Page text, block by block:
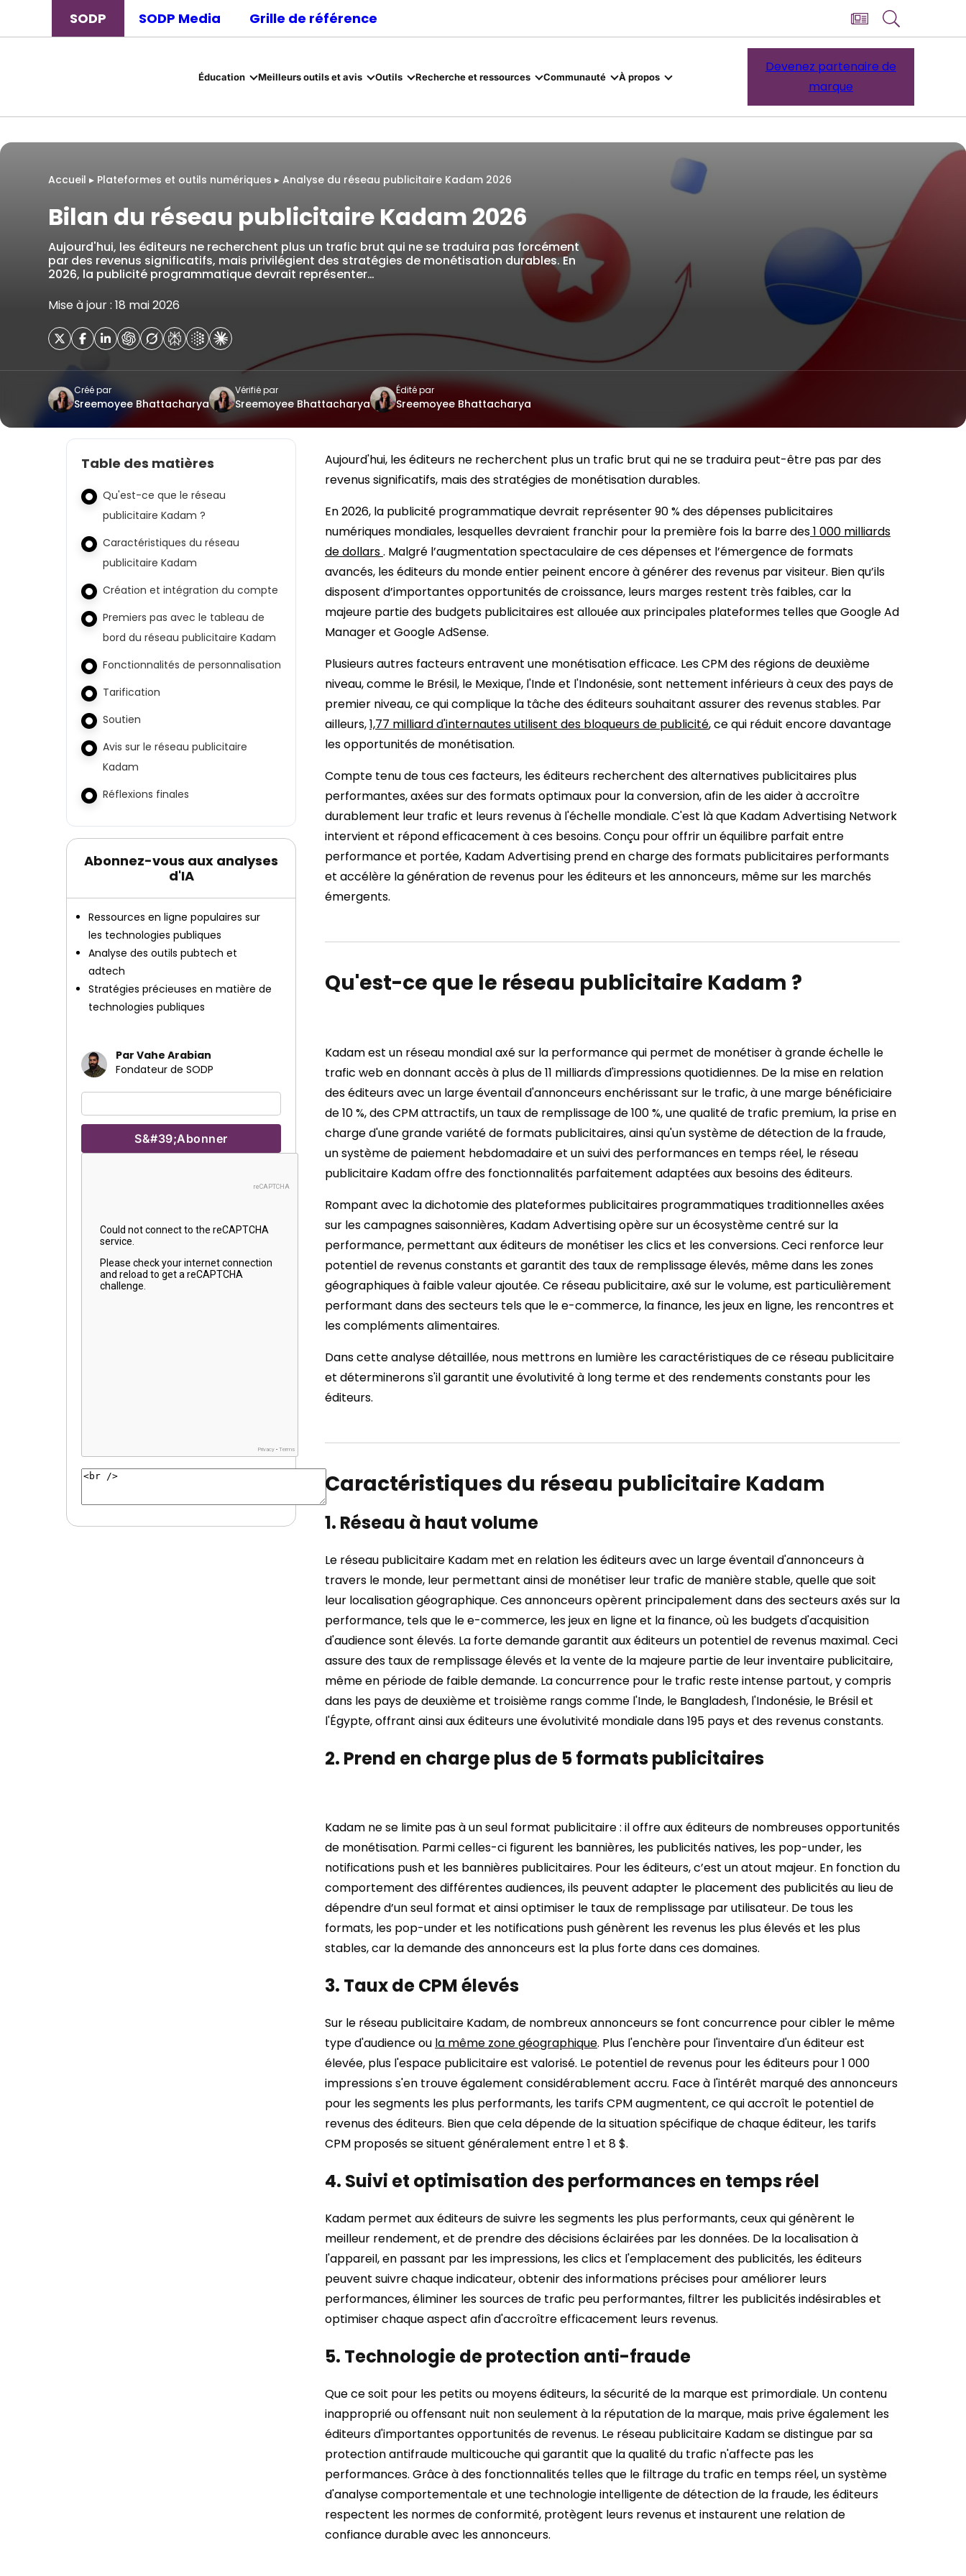
SODP SODP Media Grille de référence
Éducation Meilleurs outils et avis Outils Recherche et ressources Communauté À propos
Devenez partenaire de
marque
Accueil ▸ Plateformes et outils numériques ▸ Analyse du réseau publicitaire Kadam 2026
Bilan du réseau publicitaire Kadam 2026
Aujourd'hui, les éditeurs ne recherchent plus un trafic brut qui ne se traduira pas forcément
par des revenus significatifs, mais privilégient des stratégies de monétisation durables. En
2026, la publicité programmatique devrait représenter…
Mise à jour : 18 mai 2026
Créé par
Sreemoyee Bhattacharya
Vérifié par
Sreemoyee Bhattacharya
Édité par
Sreemoyee Bhattacharya
Table des matières
Qu'est-ce que le réseau
publicitaire Kadam ?
Caractéristiques du réseau
publicitaire Kadam
Création et intégration du compte
Premiers pas avec le tableau de
bord du réseau publicitaire Kadam
Fonctionnalités de personnalisation
Tarification
Soutien
Avis sur le réseau publicitaire
Kadam
Réflexions finales
Abonnez-vous aux analyses
d'IA
Ressources en ligne populaires sur
les technologies publiques
Analyse des outils pubtech et
adtech
Stratégies précieuses en matière de
technologies publiques
Par Vahe Arabian
Fondateur de SODP
Aujourd'hui, les éditeurs ne recherchent plus un trafic brut qui ne se traduira peut-être pas par des
revenus significatifs, mais des stratégies de monétisation durables.
En 2026, la publicité programmatique devrait représenter 90 % des dépenses publicitaires
numériques mondiales, lesquelles devraient franchir pour la première fois la barre des1 000 milliards
de dollars. Malgré l’augmentation spectaculaire de ces dépenses et l’émergence de formats
avancés, les éditeurs du monde entier peinent encore à générer des revenus par visiteur. Bien qu’ils
disposent d’importantes opportunités de croissance, leurs marges restent très faibles, car la
majeure partie des budgets publicitaires est allouée aux principales plateformes telles que Google Ad
Manager et Google AdSense.
Plusieurs autres facteurs entravent une monétisation efficace. Les CPM des régions de deuxième
niveau, comme le Brésil, le Mexique, l'Inde et l'Indonésie, sont nettement inférieurs à ceux des pays de
premier niveau, ce qui complique la tâche des éditeurs souhaitant assurer des revenus stables. Par
ailleurs,1,77 milliard d'internautes utilisent des bloqueurs de publicité, ce qui réduit encore davantage
les opportunités de monétisation.
Compte tenu de tous ces facteurs, les éditeurs recherchent des alternatives publicitaires plus
performantes, axées sur des formats optimaux pour la conversion, afin de les aider à accroître
durablement leur trafic et leurs revenus à l'échelle mondiale. C'est là que Kadam Advertising Network
intervient et répond efficacement à ces besoins. Conçu pour offrir un équilibre parfait entre
performance et portée, Kadam Advertising prend en charge des formats publicitaires performants
et accélère la génération de revenus pour les éditeurs et les annonceurs, même sur les marchés
émergents.
Qu'est-ce que le réseau publicitaire Kadam ?
Kadam est un réseau mondial axé sur la performance qui permet de monétiser à grande échelle le
trafic web en donnant accès à plus de 11 milliards d'impressions quotidiennes. De la mise en relation
des éditeurs avec un large éventail d'annonceurs enchérissant sur le trafic, à une marge bénéficiaire
de 10 %, des CPM attractifs, un taux de remplissage de 100 %, une qualité de trafic premium, la prise en
charge d'une grande variété de formats publicitaires, ainsi qu'un système de détection de la fraude,
un système de paiement hebdomadaire et un suivi des performances en temps réel, le réseau
publicitaire Kadam offre des fonctionnalités parfaitement adaptées aux besoins des éditeurs.
Rompant avec la dichotomie des plateformes publicitaires programmatiques traditionnelles axées
sur les campagnes saisonnières, Kadam Advertising opère sur un écosystème centré sur la
performance, permettant aux éditeurs de monétiser les clics et les conversions. Ceci renforce leur
potentiel de revenus constants et garantit des taux de remplissage élevés, même dans les zones
géographiques à faible valeur ajoutée. Ce réseau publicitaire, axé sur le volume, est particulièrement
performant dans des secteurs tels que le e-commerce, la finance, les jeux en ligne, les rencontres et
les compléments alimentaires.
Dans cette analyse détaillée, nous mettrons en lumière les caractéristiques de ce réseau publicitaire
et déterminerons s'il garantit une évolutivité à long terme et des rendements constants pour les
éditeurs.
Caractéristiques du réseau publicitaire Kadam
1. Réseau à haut volume
Le réseau publicitaire Kadam met en relation les éditeurs avec un large éventail d'annonceurs à
travers le monde, leur permettant ainsi de monétiser leur trafic de manière stable, quelle que soit
leur localisation géographique. Ces annonceurs opèrent principalement dans des secteurs axés sur la
performance, tels que le e-commerce, les jeux en ligne et la finance, où les budgets d'acquisition
d'audience sont élevés. La forte demande garantit aux éditeurs un potentiel de revenus maximal. Ceci
assure des taux de remplissage élevés et la vente de la majeure partie de leur inventaire publicitaire,
même en période de faible demande. La concurrence pour le trafic reste intense partout, y compris
dans les pays de deuxième et troisième rangs comme l'Inde, le Bangladesh, l'Indonésie, le Brésil et
l'Égypte, offrant ainsi aux éditeurs une évolutivité mondiale dans 195 pays et des revenus constants.
2. Prend en charge plus de 5 formats publicitaires
Kadam ne se limite pas à un seul format publicitaire : il offre aux éditeurs de nombreuses opportunités
de monétisation. Parmi celles-ci figurent les bannières, les publicités natives, les pop-under, les
notifications push et les bannières publicitaires. Pour les éditeurs, c’est un atout majeur. En fonction du
comportement des différentes audiences, ils peuvent adapter le placement des publicités au lieu de
dépendre d’un seul format et ainsi optimiser le taux de remplissage par utilisateur. De tous les
formats, les pop-under et les notifications push génèrent les revenus les plus élevés et les plus
stables, car la demande des annonceurs est la plus forte dans ces domaines.
3. Taux de CPM élevés
Sur le réseau publicitaire Kadam, de nombreux annonceurs se font concurrence pour cibler le même
type d'audience ou la même zone géographique. Plus l'enchère pour l'inventaire d'un éditeur est
élevée, plus l'espace publicitaire est valorisé. Le potentiel de revenus pour les éditeurs pour 1 000
impressions s'en trouve également considérablement accru. Face à l'intérêt marqué des annonceurs
pour les segments les plus performants, les tarifs CPM augmentent, ce qui accroît le potentiel de
revenus des éditeurs. Bien que cela dépende de la situation spécifique de chaque éditeur, les tarifs
CPM proposés se situent généralement entre 1 et 8 $.
4. Suivi et optimisation des performances en temps réel
Kadam permet aux éditeurs de suivre les segments les plus performants, ceux qui génèrent le
meilleur rendement, et de prendre des décisions éclairées par les données. De la localisation à
l'appareil, en passant par les impressions, les clics et l'emplacement des publicités, les éditeurs
peuvent suivre chaque indicateur, obtenir des informations précises pour améliorer leurs
performances, éliminer les sources de trafic peu performantes, filtrer les publicités indésirables et
optimiser chaque aspect afin d'accroître efficacement leurs revenus.
5. Technologie de protection anti-fraude
Que ce soit pour les petits ou moyens éditeurs, la sécurité de la marque est primordiale. Un contenu
inapproprié ou offensant nuit non seulement à la réputation de la marque, mais prive également les
éditeurs d'importantes opportunités de revenus. Le réseau publicitaire Kadam se distingue par sa
protection antifraude multicouche qui garantit que la qualité du trafic n'affecte pas les
performances. Grâce à des fonctionnalités telles que le filtrage du trafic en temps réel, un système
d'analyse comportementale et une technologie intelligente de détection de la fraude, les éditeurs
respectent les normes de conformité, protègent leurs revenus et instaurent une relation de
confiance durable avec les annonceurs.